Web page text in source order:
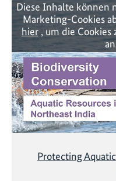
Diese Inhalte können
Marketing-Cookies
hier, um die Cookies
Protecting